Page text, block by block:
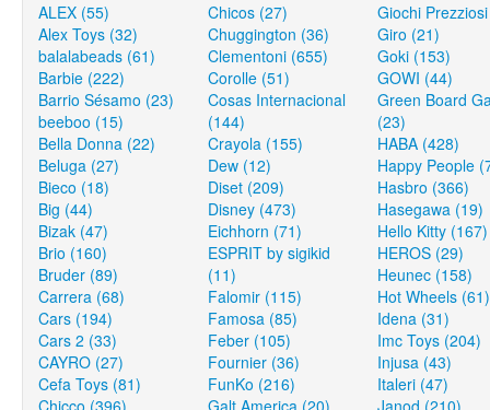
ALEX (55)
Alex Toys (32)
balalabeads (61)
Barbie (222)
Barrio Sésamo (23)
beeboo (15)
Bella Donna (22)
Beluga (27)
Bieco (18)
Big (44)
Bizak (47)
Brio (160)
Bruder (89)
Carrera (68)
Cars (194)
Cars 2 (33)
CAYRO (27)
Cefa Toys (81)
Chicco (396)
Chicos (27)
Chuggington (36)
Clementoni (655)
Corolle (51)
Cosas Internacional
(144)
Crayola (155)
Dew (12)
Diset (209)
Disney (473)
Eichhorn (71)
ESPRIT by sigikid
(11)
Falomir (115)
Famosa (85)
Feber (105)
Fournier (36)
FunKo (216)
Galt America (20)
Giochi
Giro (21)
Goki (153)
GOWI (44)
Green Board
(23)
HABA (428)
Happy People
Hasbro (366)
Hasegawa (19)
Hello Kitty (167)
HEROS (29)
Heunec (158)
Hot Wheels (61)
Idena (31)
Imc Toys (204)
Injusa (43)
Italeri (47)
Janod (210)